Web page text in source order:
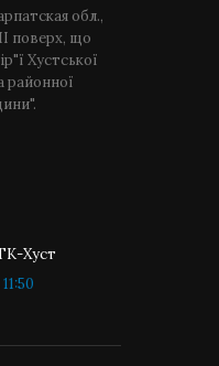
обл.,
поверх, що
Хустської
районної
Хуст